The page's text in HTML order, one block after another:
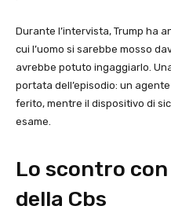
Durante l’intervista, Trump ha
cui l’uomo si sarebbe mosso
avrebbe potuto ingaggiarlo.
portata dell’episodio: un
ferito, mentre il dispositivo di
esame.
Lo scontro
della Cbs